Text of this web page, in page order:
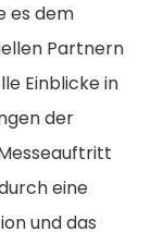
es dem
Partnern
Einblicke in
der
eine
und das